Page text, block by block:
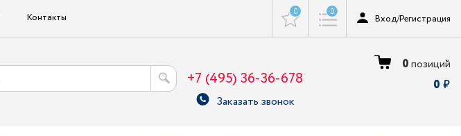
Контакты 0 0
Вход/Регистрация
+7 (495) 36-36-678
Заказать звонок
0позиций
0